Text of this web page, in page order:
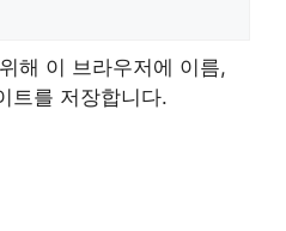
해 이 브라우저에 이름,
트를 저장합니다.